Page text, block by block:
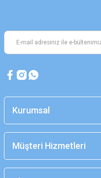
Kurumsal
Müşteri Hizmetleri